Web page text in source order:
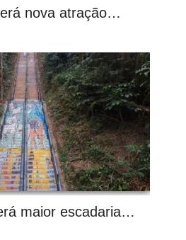
nova atração…
maior escadaria…